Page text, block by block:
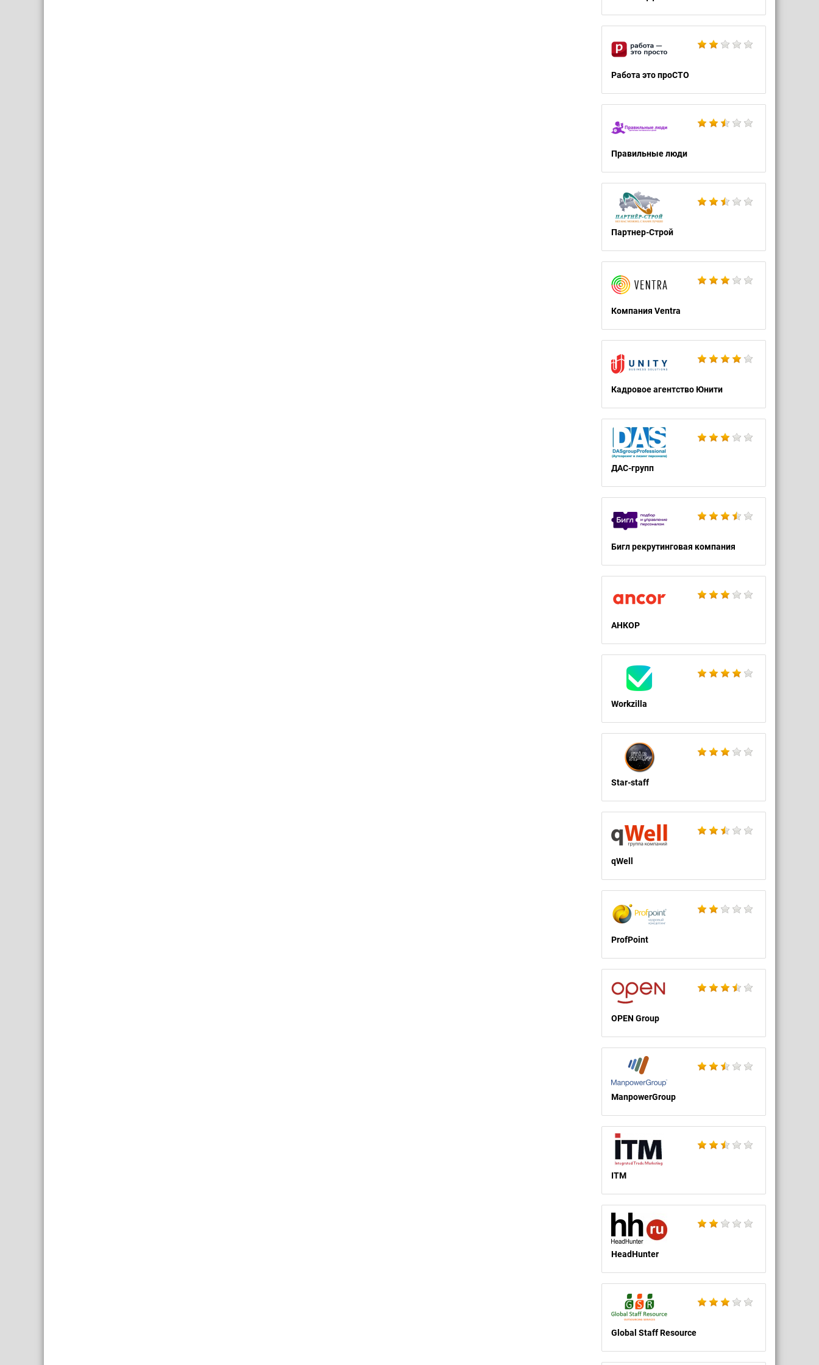
Работа это проСТО
Правильные люди
Партнер-Строй
Компания Ventra
Кадровое агентство Юнити
ДАС-групп
Бигл рекрутинговая компания
АНКОР
Workzilla
Star-staff
qWell
ProfPoint
OPEN Group
ManpowerGroup
ITM
HeadHunter
Global Staff Resource